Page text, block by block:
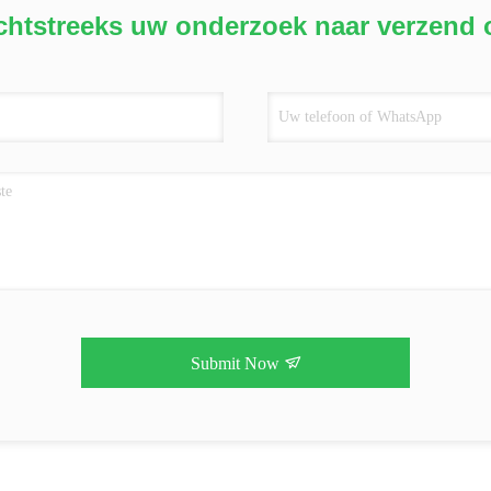
uw onderzoek naar verzend
Submit Now